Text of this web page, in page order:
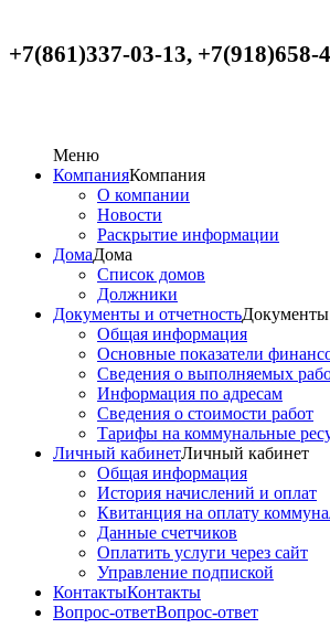
+7(861)337-03-13, +7(918)658-
Меню
КомпанияКомпания
О компании
Новости
Раскрытие информации
ДомаДома
Список домов
Должники
Документы и отчетностьДокументы
Общая информация
Основные показатели
Сведения о выполняемых
Информация по адресам
Сведения о стоимости работ
Тарифы на коммунальные
Личный кабинетЛичный кабинет
Общая информация
История начислений и оплат
Квитанция на оплату
Данные счетчиков
Оплатить услуги через сайт
Управление подпиской
КонтактыКонтакты
Вопрос-ответВопрос-ответ